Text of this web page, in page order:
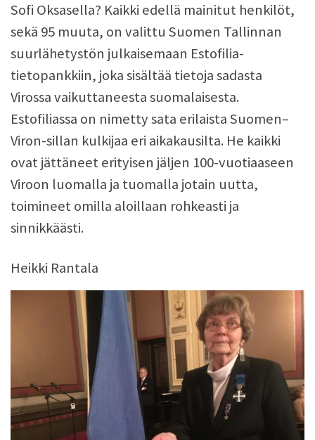
Sofi Oksasella? Kaikki edellä mainitut henkilöt,
sekä 95 muuta, on valittu Suomen Tallinnan
suurlähetystön julkaisemaan Estofilia-
tietopankkiin, joka sisältää tietoja sadasta
Virossa vaikuttaneesta suomalaisesta.
Estofiliassa on nimetty sata erilaista Suomen–
Viron-sillan kulkijaa eri aikakausilta. He kaikki
ovat jättäneet erityisen jäljen 100-vuotiaaseen
Viroon luomalla ja tuomalla jotain uutta,
toimineet omilla aloillaan rohkeasti ja
sinnikkäästi.
Heikki Rantala